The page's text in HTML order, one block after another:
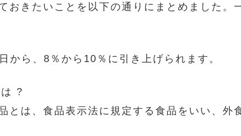
おきたいことを以下の通りにまとめました。
から、8％から10％に引き上げられます。
?
とは、食品表示法に規定する食品をいい、外